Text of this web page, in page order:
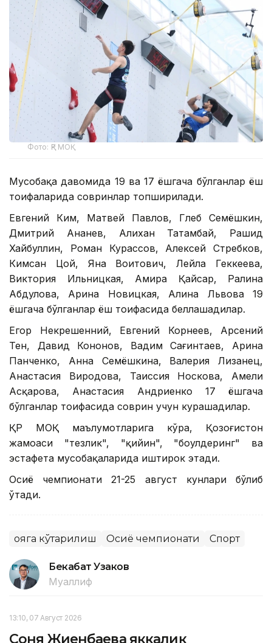
Фото: ҚР МОҚ
Мусобақа давомида 19 ва 17 ёшгача бўлганлар ёш
тоифаларида совринлар топширилади.
Евгений Ким, Матвей Павлов, Глеб Семёшкин,
Дмитрий Ананев, Алихан Татамбай, Рашид
Хайбуллин, Роман Курассов, Алексей Стребков,
Кимсан Цой, Яна Воитович, Лейла Геккеева,
Виктория Ильницкая, Амира Қайсар, Ралина
Абдулова, Арина Новицкая, Алина Львова 19
ёшгача бўлганлар ёш тоифасида беллашадилар.
Егор Некрешенний, Евгений Корнеев, Арсений
Тен, Давид Кононов, Вадим Сағинтаев, Арина
Панченко, Анна Семёшкина, Валерия Лизанец,
Анастасия Виродова, Таиссия Носкова, Амели
Асқарова, Анастасия Андриенко 17 ёшгача
бўлганлар тоифасида соврин учун курашадилар.
ҚР МОҚ маълумотларига кўра, Қозоғистон
жамоаси "тезлик", "қийин", "боулдеринг" ва
эстафета мусобақаларида иштирок этади.
Осиё чемпионати 21-25 август кунлари бўлиб
ўтади.
Қояга кўтарилиш Осиё чемпионати Спорт
Бекабат Узаков
Муаллиф
13:10, 07 Август 2026
Соня Жиенбаева яккалик